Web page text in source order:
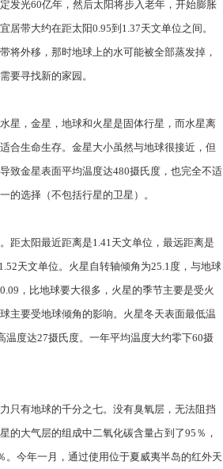
发光60亿年，然后太阳将步入老年，开始膨胀
居带大约在距太阳0.95到1.37天文单位之间。
将外移，那时地球上的水可能被全部蒸发掉，
要寻找新的家园。
星，金星，地球和火星是固体行星，而水星离
合生命生存。金星大小虽然与地球很接近，但
致金星表面平均温度达480摄氏度，也完全不适
的选择（不包括行星的卫星）。
距太阳最近距离是1.41天文单位，最远距离是
天文单位。火星自转轴倾角为25.1度，与地球
，比地球要大很多，火星的季节主要是受火
主要受地球倾角的影响。火星冬天表面最低温
温度达27摄氏度。一年平均温度大约零下60摄
只有地球的千分之七。没有臭氧层，无法阻挡
的大气层的组成中二氧化碳含量占到了95％，
。今年一月，通过使用位于夏威夷半岛的红外天